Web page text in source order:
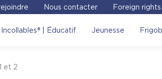
Nous contacter Foreign rights
Incollables® | Éducatif Jeunesse
et 2
le site Place des